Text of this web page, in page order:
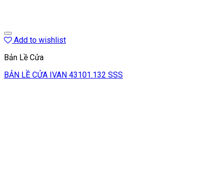
Add to wishlist
Bản Lề Cửa
BẢN LỀ CỬA IVAN 43101.132 SSS